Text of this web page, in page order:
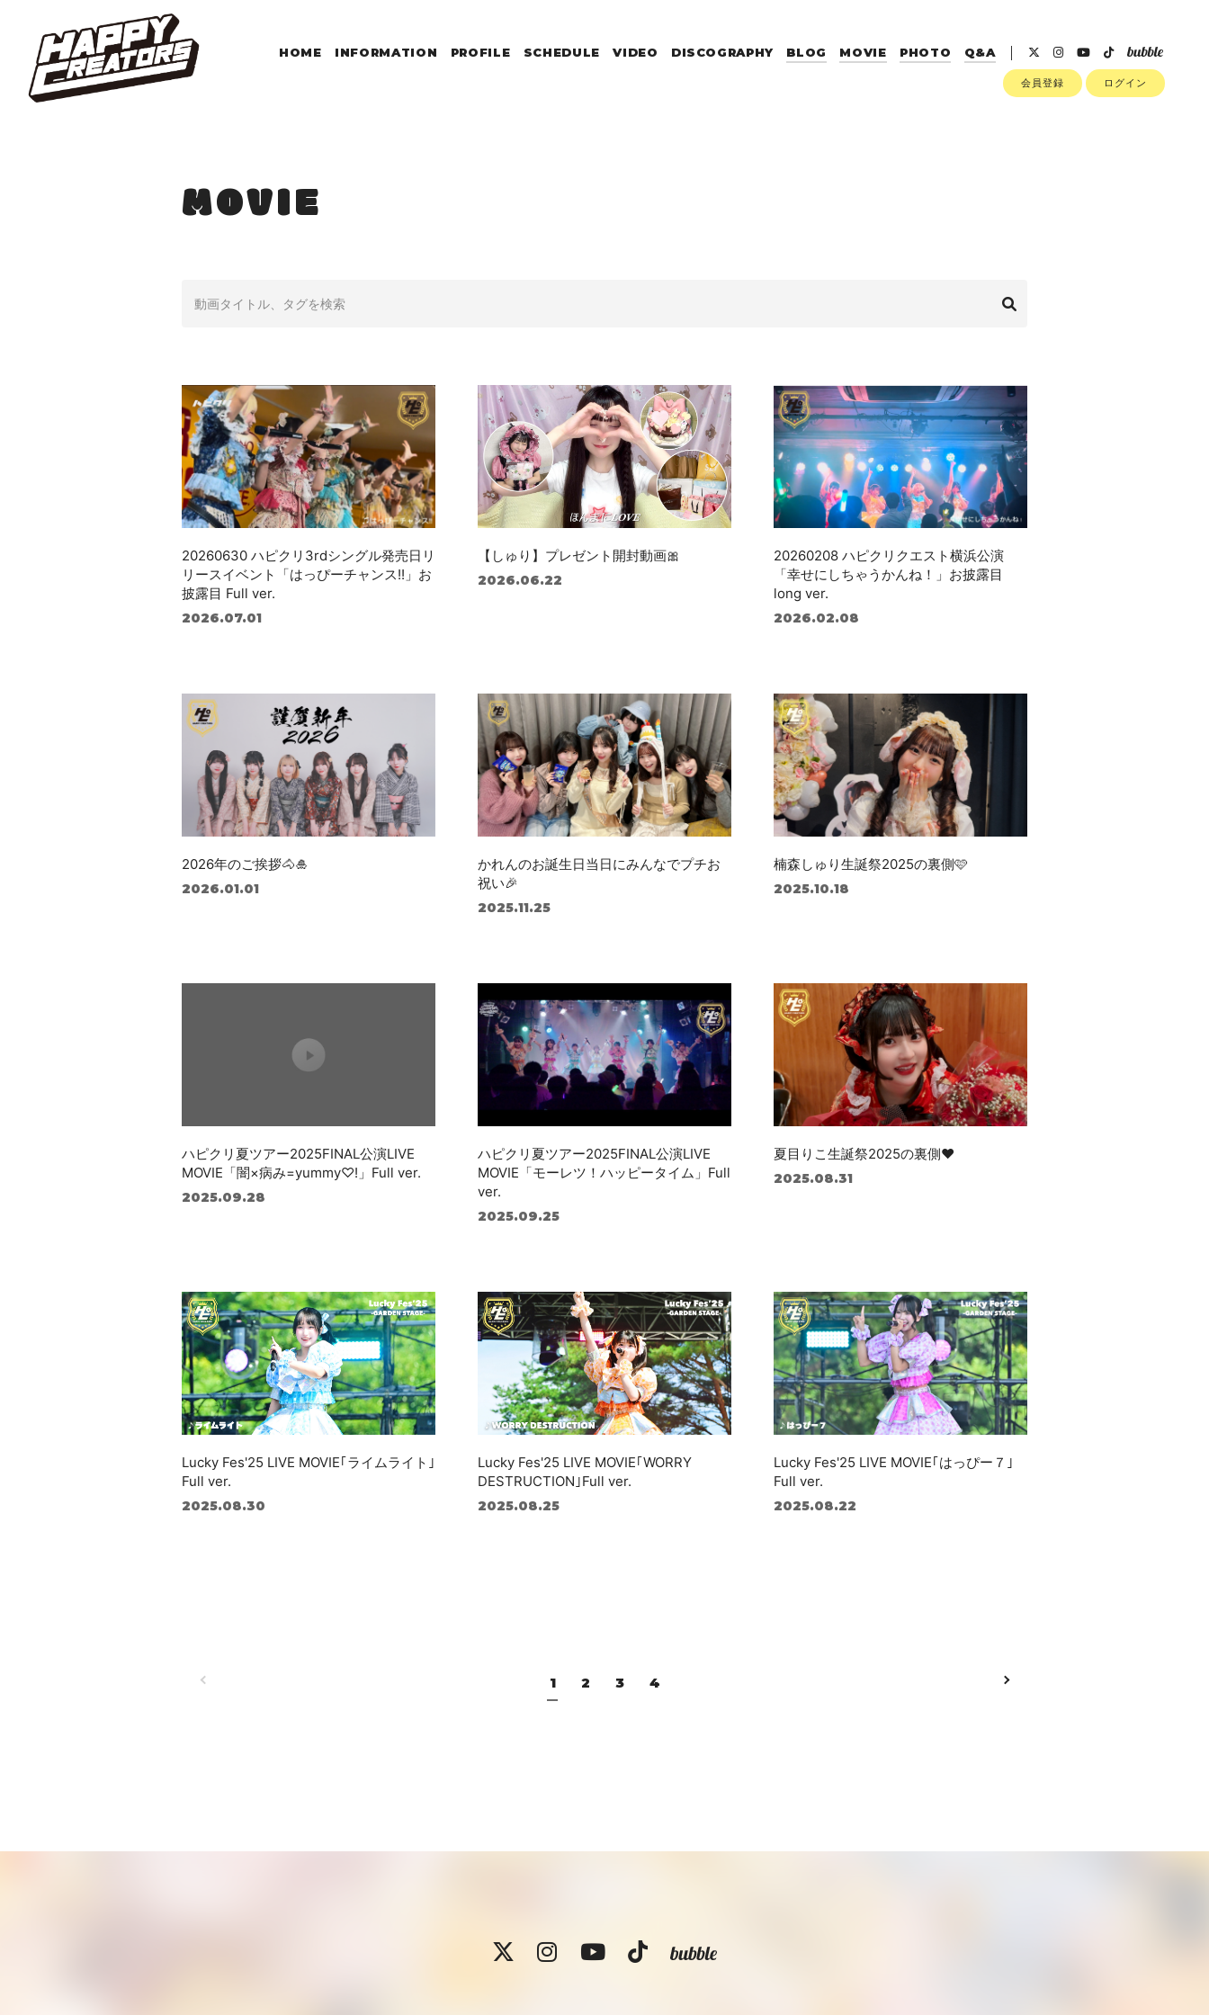
HOME INFORMATION PROFILE SCHEDULE VIDEO DISCOGRAPHY BLOG MOVIE PHOTO Q&A
会員登録 ログイン
MOVIE
20260630 ハピクリ3rdシングル発売日リ
リースイベント「はっぴーチャンス!!」お
披露目 Full ver.
2026.07.01
【しゅり】プレゼント開封動画🎀
2026.06.22
20260208 ハピクリクエスト横浜公演
「幸せにしちゃうかんね！」お披露目
long ver.
2026.02.08
2026年のご挨拶🐴🎍
2026.01.01
かれんのお誕生日当日にみんなでプチお
祝い🎉
2025.11.25
楠森しゅり生誕祭2025の裏側🩷
2025.10.18
ハピクリ夏ツアー2025FINAL公演LIVE
MOVIE「闇×病み=yummy♡!」Full ver.
2025.09.28
ハピクリ夏ツアー2025FINAL公演LIVE
MOVIE「モーレツ！ハッピータイム」Full
ver.
2025.09.25
夏目りこ生誕祭2025の裏側❤️
2025.08.31
Lucky Fes'25 LIVE MOVIE｢ライムライト｣
Full ver.
2025.08.30
Lucky Fes'25 LIVE MOVIE｢WORRY
DESTRUCTION｣Full ver.
2025.08.25
Lucky Fes'25 LIVE MOVIE｢はっぴー７｣
Full ver.
2025.08.22
1 2 3 4